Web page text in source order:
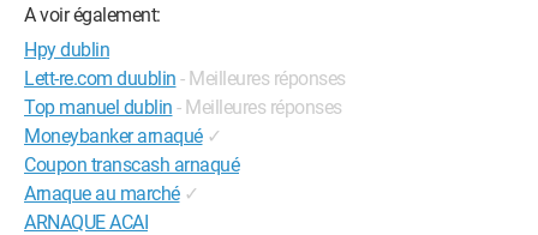
A voir également:
Hpy dublin
Lett-re.com duublin - Meilleures réponses
Top manuel dublin - Meilleures réponses
Moneybanker arnaqué ✓
Coupon transcash arnaqué
Arnaque au marché ✓
ARNAQUE ACAI